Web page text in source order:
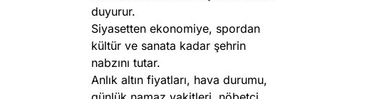
duyurur.
Siyasetten ekonomiye, spordan
kültür ve sanata kadar şehrin
nabzını tutar.
Anlık altın fiyatları, hava durumu,